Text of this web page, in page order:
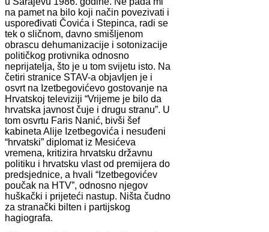
na pamet na bilo koji način povezivati i
uspoređivati Čovića i Stepinca, radi se
tek o sličnom, davno smišljenom
obrascu dehumanizacije i sotonizacije
političkog protivnika odnosno
neprijatelja, što je u tom svijetu isto. Na
četiri stranice STAV-a objavljen je i
osvrt na Izetbegovićevo gostovanje na
Hrvatskoj televiziji “Vrijeme je bilo da
hrvatska javnost čuje i drugu stranu”. U
tom osvrtu Faris Nanić, bivši šef
kabineta Alije Izetbegovića i nesuđeni
“hrvatski” diplomat iz Mesićeva
vremena, kritizira hrvatsku državnu
politiku i hrvatsku vlast od premijera do
predsjednice, a hvali “Izetbegovićev
poučak na HTV”, odnosno njegov
huškački i prijeteći nastup. Ništa čudno
za stranački bilten i partijskog
hagiografa.